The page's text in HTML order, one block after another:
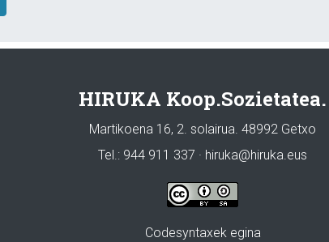
HIRUKA Koop.Sozietatea.
Martikoena 16, 2. solairua. 48992 Getxo
Tel.: 944 911 337 · hiruka@hiruka.eus
Codesyntaxek egina